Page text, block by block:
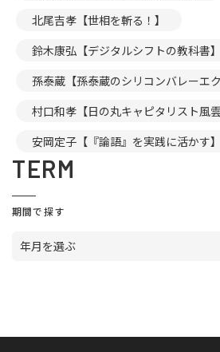
北尾吉孝【世相を斬る！】
鈴木康弘【デジタルシフトの教科書】
孫泰蔵【孫泰蔵のシリコンバレーエク
村口和孝【日の丸キャピタリスト風雲
安岡定子【『論語』を実践に活かす】
TERM
期間で探す
年月を選ぶ